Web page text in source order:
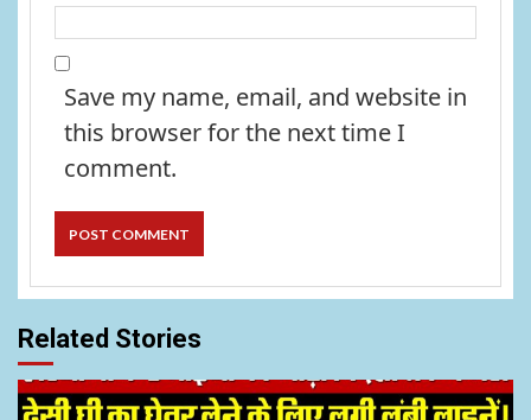
Save my name, email, and website in
this browser for the next time I
comment.
Related Stories